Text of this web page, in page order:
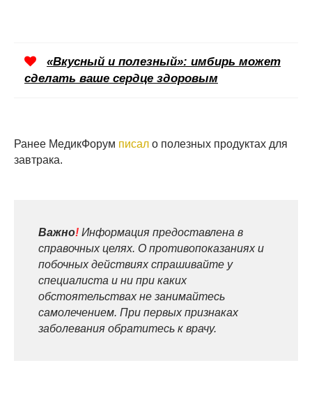
«Вкусный и полезный»: имбирь может
сделать ваше сердце здоровым
Ранее МедикФорум писал о полезных продуктах для
завтрака.
Важно! Информация предоставлена в
справочных целях. О противопоказаниях и
побочных действиях спрашивайте у
специалиста и ни при каких
обстоятельствах не занимайтесь
самолечением. При первых признаках
заболевания обратитесь к врачу.